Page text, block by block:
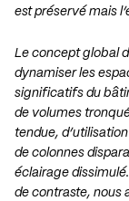
est préservé mais
Le concept global
dynamiser les
significatifs du
de volumes
tendue,
de colonnes
éclairage
de contraste, nous